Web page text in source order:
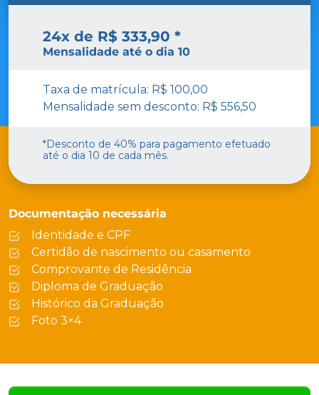
Documentação necessária
Identidade e CPF
Certidão de nascimento ou casamento
Comprovante de Residência
Diploma de Graduação
Histórico da Graduação
Foto 3×4
24x de R$ 333,90 *
Mensalidade até o dia 10
Taxa de matrícula: R$ 100,00
Mensalidade sem desconto: R$ 556,50
*Desconto de 40% para pagamento efetuado
até o dia 10 de cada mês.